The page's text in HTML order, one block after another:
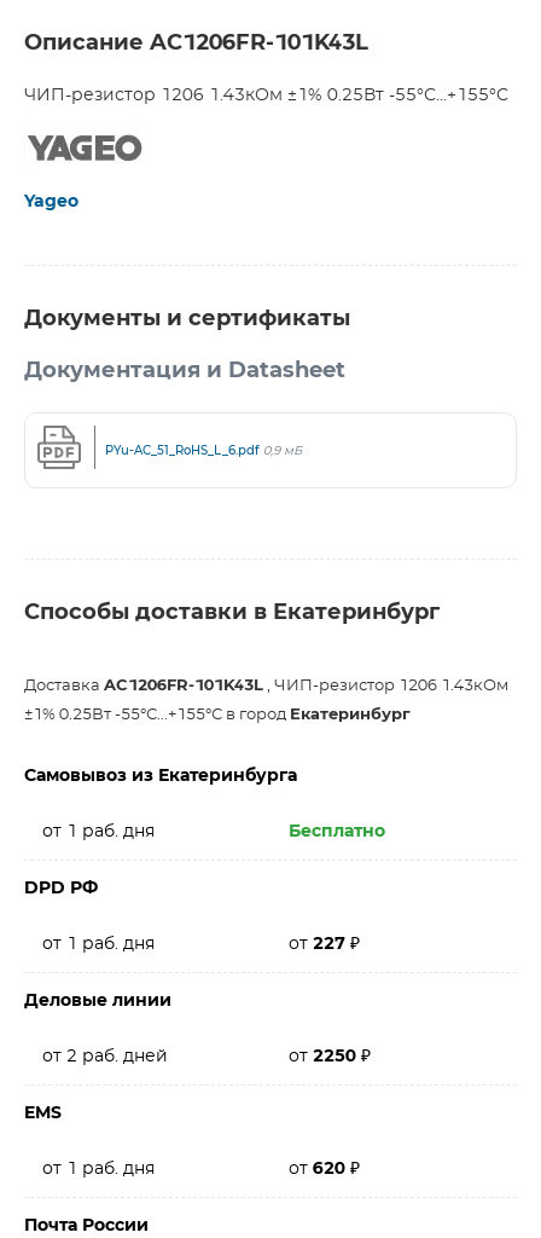
Описание AC1206FR-101K43L
ЧИП-резистор 1206 1.43кОм ±1% 0.25Вт -55°С...+155°С
Yageo
Документы и сертификаты
Документация и Datasheet
PYu-AC_51_RoHS_L_6.pdf 0,9 мБ
Способы доставки в Екатеринбург
Доставка AC1206FR-101K43L , ЧИП-резистор 1206 1.43кОм
±1% 0.25Вт -55°С...+155°С в город Екатеринбург
Самовывоз из Екатеринбурга
от 1 раб. дня Бесплатно
DPD РФ
от 1 раб. дня от 227 ₽
Деловые линии
от 2 раб. дней от 2250 ₽
EMS
от 1 раб. дня от 620 ₽
Почта России